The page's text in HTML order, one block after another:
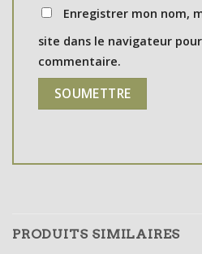
Enregistrer mon nom,
site dans le navigateur
commentaire.
PRODUITS SIMILAIRES